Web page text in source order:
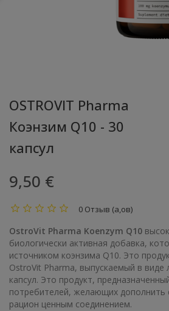
OSTROVIT Pharma
Коэнзим Q10 - 30
капсул
9,50 €
0 Отзыв (а,ов)
OstroVit Pharma Koenzym Q10
биологически активная добавка,
источником коэнзима Q10. Это
OstroVit Pharma, выпускаемый в виде
капсул. Это продукт,
потребителей, желающих дополнить
рацион ценным соединением.